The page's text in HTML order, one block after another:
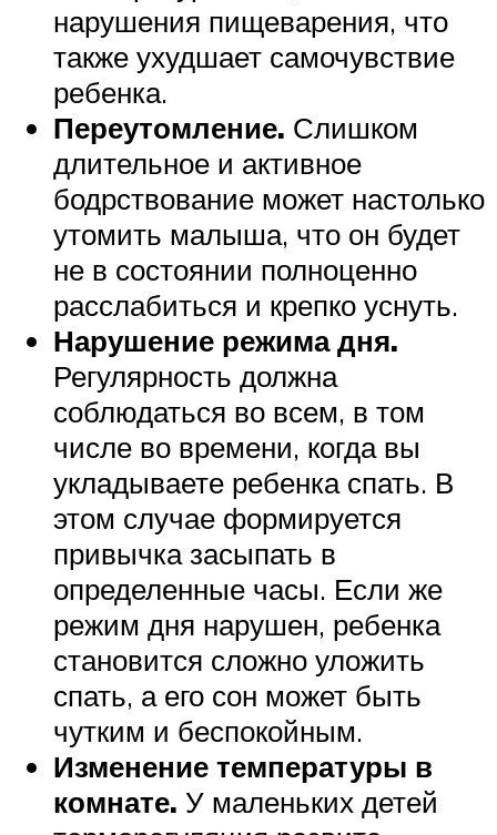
нарушения пищеварения, что
также ухудшает самочувствие
ребенка.
Переутомление. Слишком
длительное и активное
бодрствование может настолько
утомить малыша, что он будет
не в состоянии полноценно
расслабиться и крепко уснуть.
Нарушение режима дня.
Регулярность должна
соблюдаться во всем, в том
числе во времени, когда вы
укладываете ребенка спать. В
этом случае формируется
привычка засыпать в
определенные часы. Если же
режим дня нарушен, ребенка
становится сложно уложить
спать, а его сон может быть
чутким и беспокойным.
Изменение температуры в
комнате. У маленьких детей